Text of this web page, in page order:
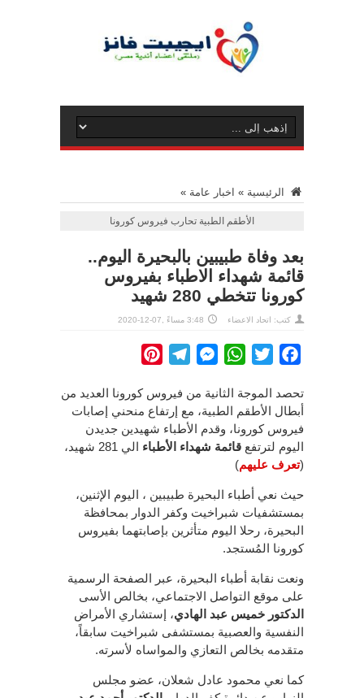
الرئيسية » اخبار عامة »
الأطقم الطبية تحارب فيروس كورونا
بعد وفاة طبيبين بالبحيرة اليوم..
قائمة شهداء الاطباء بفيروس
كورونا تتخطي 280 شهيد
كتب: اتحاد الاعضاء 3:48 مساءً ,07-12-2020
Facebook
Twitter
WhatsApp
Messenger
Telegram
تحصد الموجة الثانية من فيروس كورونا العديد من
أبطال الأطقم الطبية، مع إرتفاع منحني إصابات
فيروس كورونا، وقدم الأطباء شهيدين جديدن
اليوم لترتفع قائمة شهداء الأطباء
الي 281 شهيد،
(تعرف عليهم)
حيث نعي أطباء البحيرة طبيبين ، اليوم الإثنين،
بمستشفيات شبراخيت وكفر الدوار بمحافظة
البحيرة، رحلا اليوم متأثرين بإصابتهما بفيروس
كورونا المُستجد.
ونعت نقابة أطباء البحيرة، عبر الصفحة الرسمية
على موقع التواصل الاجتماعي، بخالص الأسى
الدكتور خميس عبد الهادي، إستشاري الأمراض
النفسية والعصبية بمستشفى شبراخيت سابقاً،
متقدمه بخالص التعازي والمواساه لأسرته.
كما نعي محمود عادل شعلان، عضو مجلس